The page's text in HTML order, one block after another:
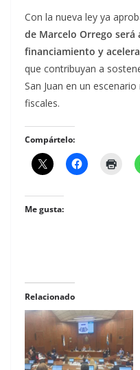
Con la nueva ley ya
de Marcelo Orrego
financiamiento y
que contribuyan a
San Juan en un
fiscales.
Compártelo:
Me gusta:
Relacionado